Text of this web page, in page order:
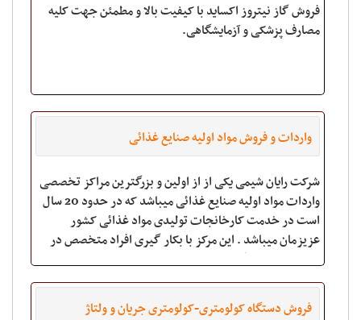
فروش گاز نیتروز اکساید با کیفیت بالا و مطمئن جهت کلیه
مصارف پزشکی و آزمایشگاهی.
واردات و فروش مواد اولیه صنایع غذائی
شرکت رایان شیمی یکی از از اولین و بزرگترین مراکز تخصصی
واردات مواد اولیه صنایع غذائی میباشد که در حدود 20 سال
است در خدمت کارخانجات تولیدی مواد غذائی کشور
عزیزمان میباشد . این مرکز با بکار گیری افراد متخصص در
این ضمینه پاسخگوی سوالات ف
فروش دستگاه کولومتری-کولومتری جریان و ولتاژ